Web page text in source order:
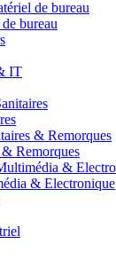
bureau
Remorques
& Electronique